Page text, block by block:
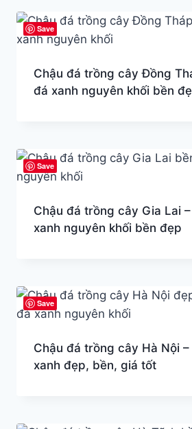
Save
Chậu đá trồng cây Đồng
đá xanh nguyên khối bền
Save
Chậu đá trồng cây Gia Lai
xanh nguyên khối bền đẹp
Save
Chậu đá trồng cây Hà Nội
xanh đẹp, bền, giá tốt